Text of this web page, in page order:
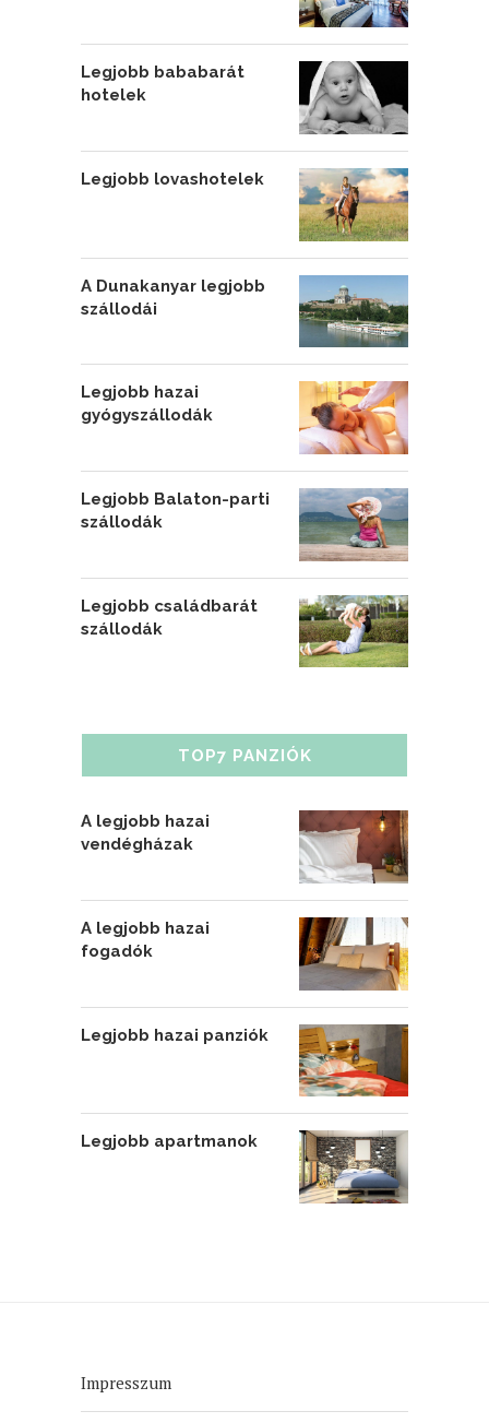
Legjobb bababarát
hotelek
Legjobb lovashotelek
A Dunakanyar legjobb
szállodái
Legjobb hazai
gyógyszállodák
Legjobb Balaton-parti
szállodák
Legjobb családbarát
szállodák
TOP7 PANZIÓK
A legjobb hazai
vendégházak
A legjobb hazai
fogadók
Legjobb hazai panziók
Legjobb apartmanok
Impresszum